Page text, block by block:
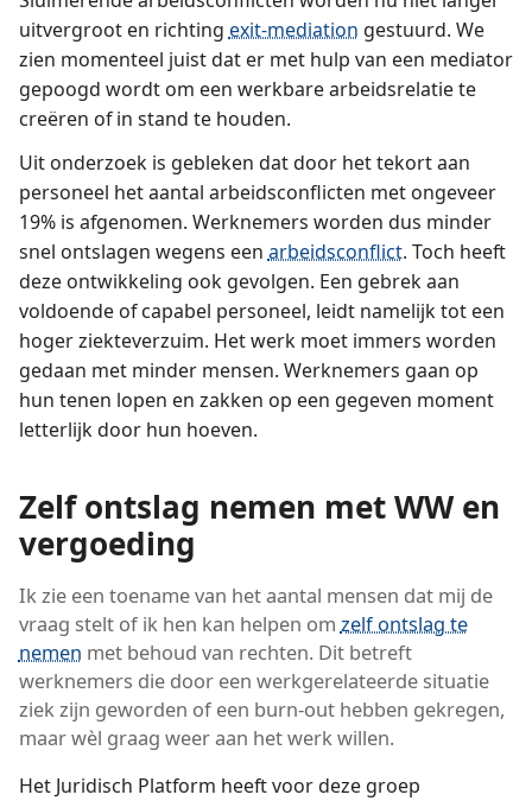
uitvergroot en richting exit-mediation gestuurd. We
zien momenteel juist dat er met hulp van een mediator
gepoogd wordt om een werkbare arbeidsrelatie te
creëren of in stand te houden.
Uit onderzoek is gebleken dat door het tekort aan
personeel het aantal arbeidsconflicten met ongeveer
19% is afgenomen. Werknemers worden dus minder
snel ontslagen wegens een arbeidsconflict. Toch heeft
deze ontwikkeling ook gevolgen. Een gebrek aan
voldoende of capabel personeel, leidt namelijk tot een
hoger ziekteverzuim. Het werk moet immers worden
gedaan met minder mensen. Werknemers gaan op
hun tenen lopen en zakken op een gegeven moment
letterlijk door hun hoeven.
Zelf ontslag nemen met WW en
vergoeding
Ik zie een toename van het aantal mensen dat mij de
vraag stelt of ik hen kan helpen om zelf ontslag te
nemen met behoud van rechten. Dit betreft
werknemers die door een werkgerelateerde situatie
ziek zijn geworden of een burn-out hebben gekregen,
maar wèl graag weer aan het werk willen.
Het Juridisch Platform heeft voor deze groep